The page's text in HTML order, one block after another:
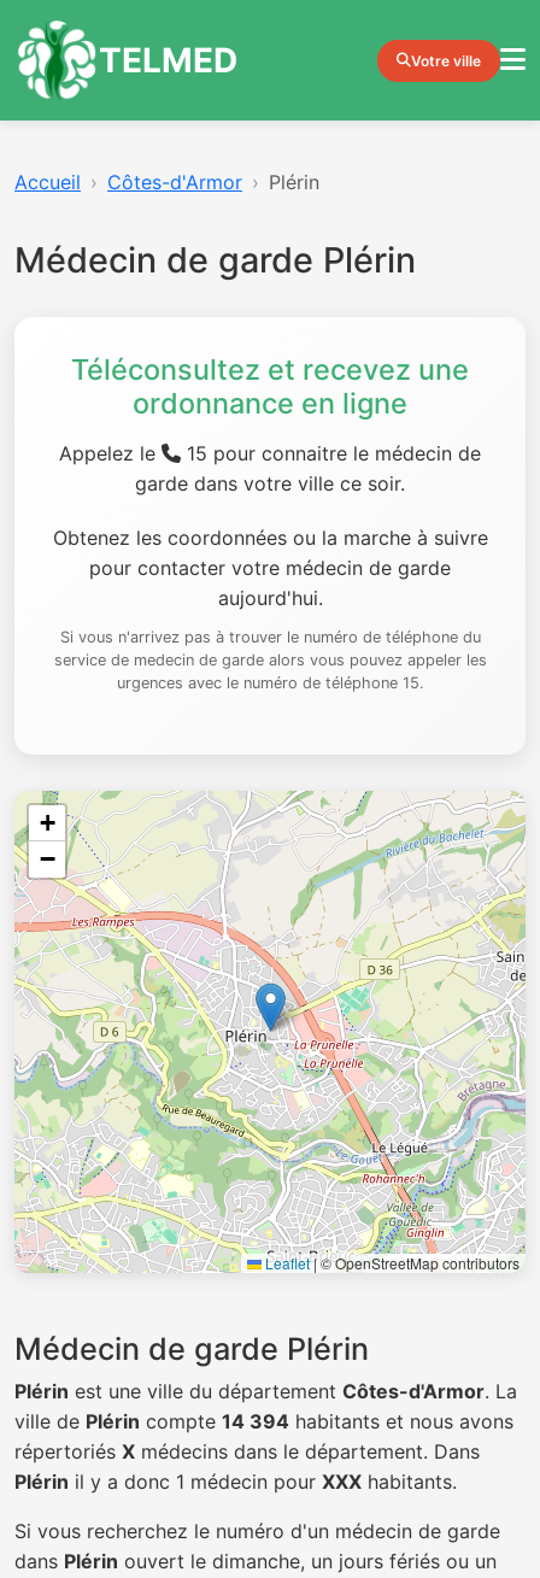
TELMED Votre ville
Accueil Côtes-d'Armor Plérin
Médecin de garde Plérin
Téléconsultez et recevez une
ordonnance en ligne
Appelez le
15 pour connaitre le médecin de
garde dans votre ville ce soir.
Obtenez les coordonnées ou la marche à suivre
pour contacter votre médecin de garde
aujourd'hui.
Si vous n'arrivez pas à trouver le numéro de téléphone du
service de medecin de garde alors vous pouvez appeler les
urgences avec le numéro de téléphone 15.
+
−
Leaflet|© OpenStreetMap contributors
Médecin de garde Plérin
Plérin est une ville du département Côtes-d'Armor. La
ville de Plérin compte 14 394 habitants et nous avons
répertoriés X médecins dans le département. Dans
Plérin il y a donc 1 médecin pour XXX habitants.
Si vous recherchez le numéro d'un médecin de garde
dans Plérin ouvert le dimanche, un jours fériés ou un